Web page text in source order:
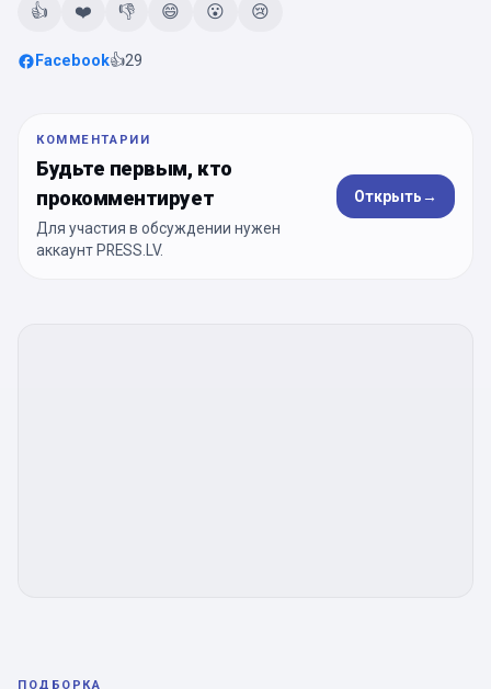
👍 ❤️ 👎 😄 😮 😢
Facebook👍29
КОММЕНТАРИИ
Будьте первым, кто
прокомментирует
Для участия в обсуждении нужен
аккаунт PRESS.LV.
Открыть→
ПОДБОРКА